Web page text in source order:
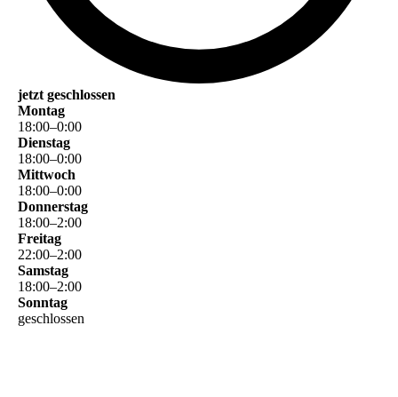
jetzt geschlossen
Montag
18:00–0:00
Dienstag
18:00–0:00
Mittwoch
18:00–0:00
Donnerstag
18:00–2:00
Freitag
22:00–2:00
Samstag
18:00–2:00
Sonntag
geschlossen